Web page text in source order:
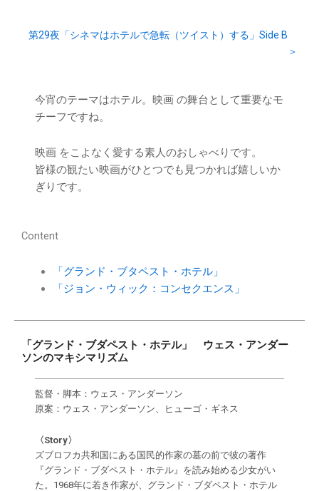
第29夜「シネマはホテルで急転（ツイスト）する」Side B
＞
今宵のテーマはホテル。映画 の舞台として重要なモ
チーフですね。
映画 をこよなく愛する素人のおしゃべりです。
皆様の観たい映画がひとつでも見つかれば嬉しいか
ぎりです。
Content
「グランド・ブタペスト・ホテル」
「ジョン・ウィック：コンセクエンス」
「グランド・ブダペスト・ホテル」 ウェス・アンダー
ソンのマキシマリズム
監督・脚本：ウェス・アンダーソン
原案：ウェス・アンダーソン、ヒューゴ・ギネス
〈Story〉
ズブロフカ共和国にある国民的作家の墓の前で彼の著作
『グランド・ブダペスト・ホテル』を読み始める少女がい
た。1968年に若き作家が、グランド・ブダペスト・ホテル